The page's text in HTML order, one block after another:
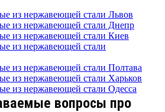
из нержавеющей стали Львов
из нержавеющей стали Днепр
из нержавеющей стали Киев
из нержавеющей стали
из нержавеющей стали Полтава
из нержавеющей стали Харьков
из нержавеющей стали Одесса
вопросы про